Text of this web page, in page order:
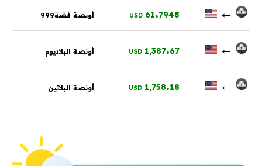
←
61.7948
USD أونصة فضة999
←
1,387.67
USD أونصة البلاديوم
←
1,758.18
USD أونصة البلاتين